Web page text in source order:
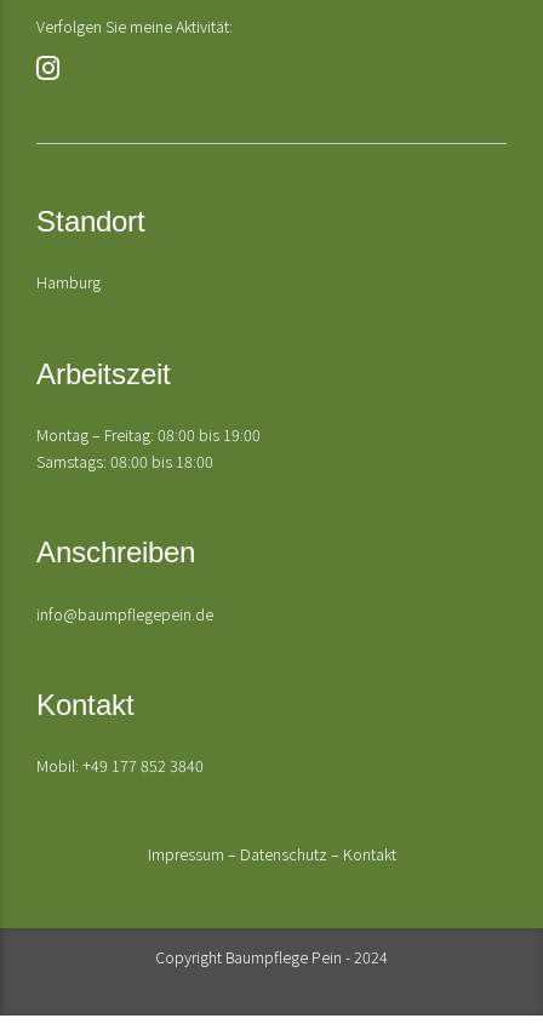
Verfolgen Sie meine Aktivität:
Standort
Hamburg
Arbeitszeit
Montag – Freitag: 08:00 bis 19:00
Samstags: 08:00 bis 18:00
Anschreiben
info@baumpflegepein.de
Kontakt
Mobil: +49 177 852 3840
Impressum – Datenschutz – Kontakt
Copyright Baumpflege Pein - 2024